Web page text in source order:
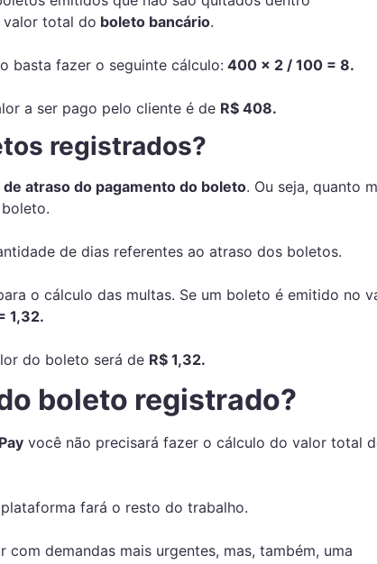
valor total do boleto bancário.
basta fazer o seguinte cálculo: 400 x 2 / 100 = 8.
a ser pago pelo cliente é de R$ 408.
registrados?
atraso do pagamento do boleto. Ou seja, quanto
de dias referentes ao atraso dos boletos.
o cálculo das multas. Se um boleto é emitido no
1,32.
do boleto será de R$ 1,32.
boleto registrado?
você não precisará fazer o cálculo do valor total
fará o resto do trabalho.
demandas mais urgentes, mas, também, uma